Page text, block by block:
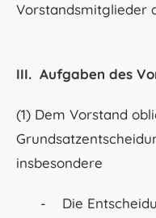
Vorstandsmitglieder
III. Aufgaben des
(1) Dem Vorstand
insbesondere
- Die